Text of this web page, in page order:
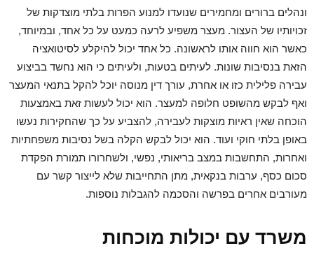
ונהלים ברורים ומחמירים שנועדו למנוע הפרות בלתי מוצדקות של
זכויותיו של העצור. מעצר משפיע לרעה כמעט על כל אחד, ובמיוחד,
כאשר הוא חווה אותו לראשונה. כל אחד יכול להיקלע לסיטואציה
הזאת בנסיבות שונות. לעיתים בטעות, ולעיתים כי הוא נחשד בביצוע
עבירה פלילית כזו או אחרת, עורך דין מנוסה יוכל להקל בתנאי המעצר
ואף לבקש מהשופט חלופה למעצר. הוא יכול לעשות זאת באמצעות
הוכחה שאין ראיות מוצקות לעבירה, להצביע על כך שהחקירות נעשו
באופן בלתי חוקי ועוד. הוא יכול לבקש הקלה בשל נסיבות משפחתיות
ואחרות, התחשבות במצב בריאותי, נפשי, ולשחרורו תמורת הפקדת
סכום כסף, ערבות בנקאית, מתן התחייבות שלא לייצור קשר עם
מעורבים אחרים בפרשה והסכמה להגבלות נוספות.
משרד עם יכולות מוכחות